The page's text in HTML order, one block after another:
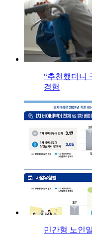
“추천했더니
경험
민간형 노인